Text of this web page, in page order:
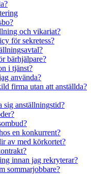
och vikariat?
för sekretess?
bärhjälpare?
i tjänst?
använda?
firma utan att anställda?
sig anställningstid?
en konkurrent?
av med körkortet?
innan jag rekryterar?
sommarjobbare?